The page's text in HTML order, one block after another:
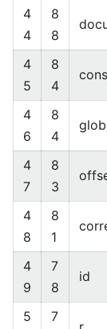
4
4
8
8
4
5
8
4
4
6
8
4
4
7
8
3
4
8
8
1
4
9
7
8
id
5
7